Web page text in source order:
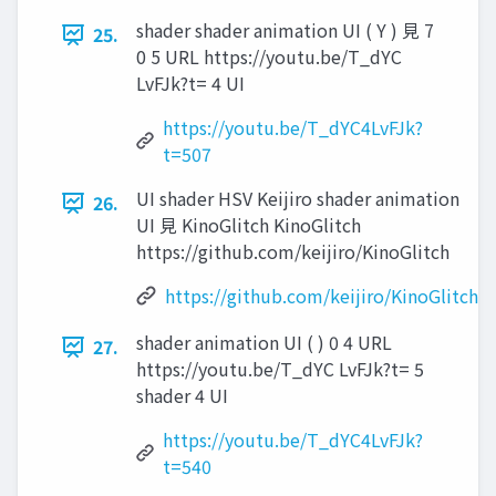
25.
shader shader animation UI ( Y ) ⾒ 7
0 5 URL https://youtu.be/T_dYC
LvFJk?t= 4 UI
https://youtu.be/T_dYC4LvFJk?
t=507
26.
UI shader HSV Keijiro shader animation
UI ⾒ KinoGlitch KinoGlitch
https://github.com/keijiro/KinoGlitch
https://github.com/keijiro/KinoGlitch
27.
shader animation UI ( ) 0 4 URL
https://youtu.be/T_dYC LvFJk?t= 5
shader 4 UI
https://youtu.be/T_dYC4LvFJk?
t=540